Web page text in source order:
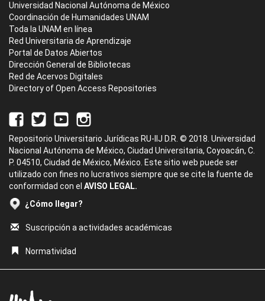
Universidad Nacional Autónoma de México
Coordinación de Humanidades UNAM
Toda la UNAM en línea
Red Universitaria de Aprendizaje
Portal de Datos Abiertos
Dirección General de Bibliotecas
Red de Acervos Digitales
Directory of Open Access Repositories
Repositorio Universitario Jurídicas RU-IIJ D.R. © 2018. Universidad
Nacional Autónoma de México, Ciudad Universitaria, Coyoacán, C.
P. 04510, Ciudad de México, México. Este sitio web puede ser
utilizado con fines no lucrativos siempre que se cite la fuente de
conformidad con el AVISO LEGAL.
¿Cómo llegar?
Suscripción a actividades académicas
Normatividad